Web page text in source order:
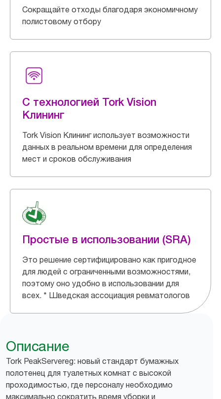
Сокращайте отходы благодаря экономичному
полистовому отбору
С технологией Tork Vision
Клининг
Tork Vision Клининг использует возможности
данных в реальном времени для определения
мест и сроков обслуживания
Простые в использовании (SRA)
Это решение сертифицировано как пригодное
для людей с ограниченными возможностями,
поэтому оно удобно в использовании для
всех. * Шведская ассоциация ревматологов
Описание
Tork PeakServereg: новый стандарт бумажных
полотенец для туалетных комнат с высокой
проходимостью, где персоналу необходимо
максимально сократить время уборки и